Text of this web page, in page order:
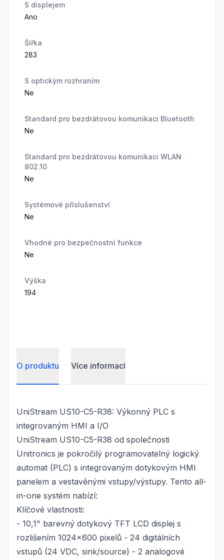
S displejem
Ano
Šířka
283
S optickým rozhraním
Ne
Standard pro bezdrátovou komunikaci Bluetooth
Ne
Standard pro bezdrátovou komunikaci WLAN
802.10
Ne
Systémové příslušenství
Ne
Vhodné pro bezpečnostní funkce
Ne
Výška
194
O produktu Více informací
UniStream US10-C5-R38: Výkonný PLC s
integrovaným HMI a I/O
UniStream US10-C5-R38 od společnosti
Unitronics je pokročilý programovatelný logický
automat (PLC) s integrovaným dotykovým HMI
panelem a vestavěnými vstupy/výstupy. Tento all-
in-one systém nabízí:
Klíčové vlastnosti:
- 10,1" barevný dotykový TFT LCD displej s
rozlišením 1024x600 pixelů - 24 digitálních
vstupů (24 VDC, sink/source) - 2 analogové